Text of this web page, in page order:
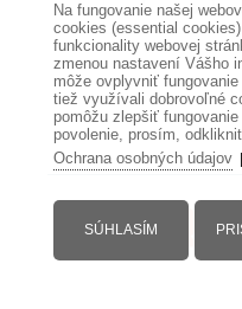
Na fungovanie našej
cookies (essential
funkcionality webovej
zmenou nastavení Vášho
môže ovplyvniť
tiež využívali dobrovoľné
pomôžu zlepšiť
povolenie, prosím,
Ochrana osobných údajov|
SÚHLASÍM